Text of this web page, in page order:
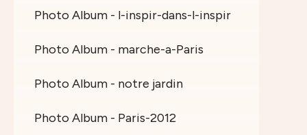
Photo Album - l-inspir-dans-l-inspir
Photo Album - marche-a-Paris
Photo Album - notre jardin
Photo Album - Paris-2012